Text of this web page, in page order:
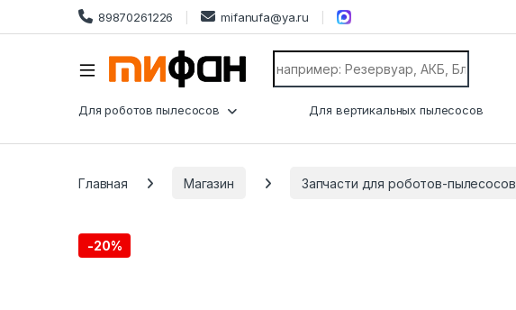
89870261226 mifanufa@ya.ru
Search for:
Для роботов пылесосов Для вертикальных пылесосов
Главная Магазин Запчасти для роботов-пылесосов
-20%